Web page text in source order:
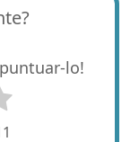
lo!